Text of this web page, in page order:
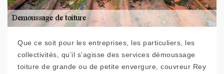
Que ce soit pour les entreprises, les particuliers, les
collectivités, qu’il s’agisse des services démoussage
toiture de grande ou de petite envergure, couvreur Rey